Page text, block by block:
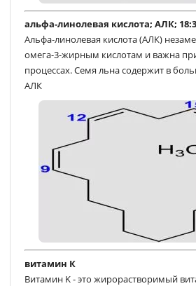
альфа-линолевая кислота; АЛК;
Альфа-линолевая кислота (АЛК)
омега-3-жирным кислотам и важна
процессах. Семя льна содержит в
АЛК
витамин К
Витамин K - это жирорастворимый